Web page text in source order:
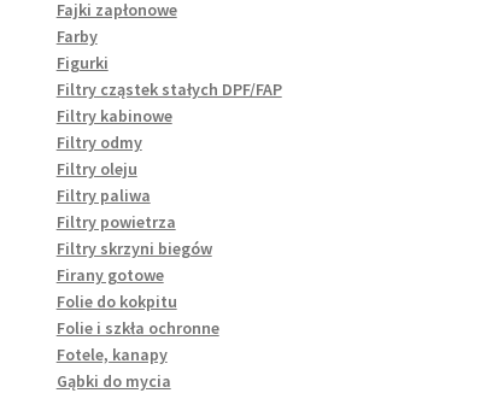
Fajki zapłonowe
Farby
Figurki
Filtry cząstek stałych DPF/FAP
Filtry kabinowe
Filtry odmy
Filtry oleju
Filtry paliwa
Filtry powietrza
Filtry skrzyni biegów
Firany gotowe
Folie do kokpitu
Folie i szkła ochronne
Fotele, kanapy
Gąbki do mycia